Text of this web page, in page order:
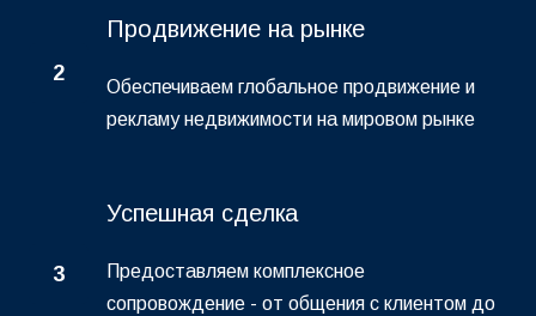
2
Продвижение на рынке
Обеспечиваем глобальное продвижение и
рекламу недвижимости на мировом рынке
3
Успешная сделка
Предоставляем комплексное
сопровождение - от общения с клиентом до